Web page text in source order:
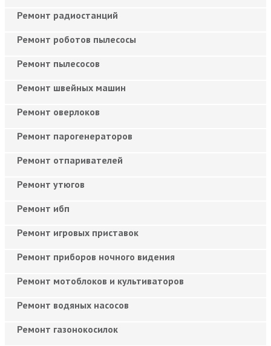
Ремонт радиостанций
Ремонт роботов пылесосы
Ремонт пылесосов
Ремонт швейных машин
Ремонт оверлоков
Ремонт парогенераторов
Ремонт отпаривателей
Ремонт утюгов
Ремонт ибп
Ремонт игровых приставок
Ремонт приборов ночного видения
Ремонт мотоблоков и культиваторов
Ремонт водяных насосов
Ремонт газонокосилок